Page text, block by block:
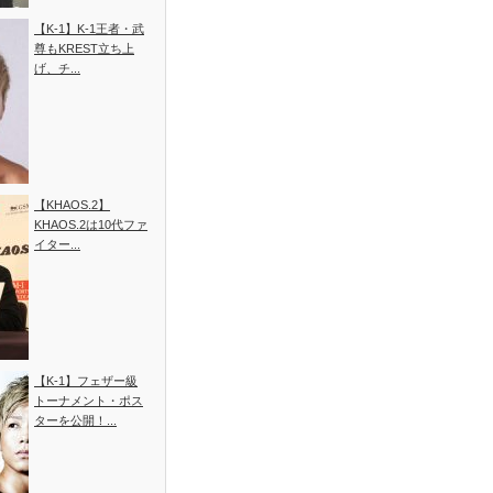
【K-1】K-1王者・武
尊もKREST立ち上
げ、チ...
【KHAOS.2】
KHAOS.2は10代ファ
イター...
【K-1】フェザー級
トーナメント・ポス
ターを公開！...